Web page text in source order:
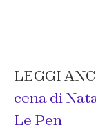
LEGGI
cena di
Le Pen